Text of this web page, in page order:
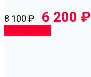
8 100 ₽ 6 200 ₽